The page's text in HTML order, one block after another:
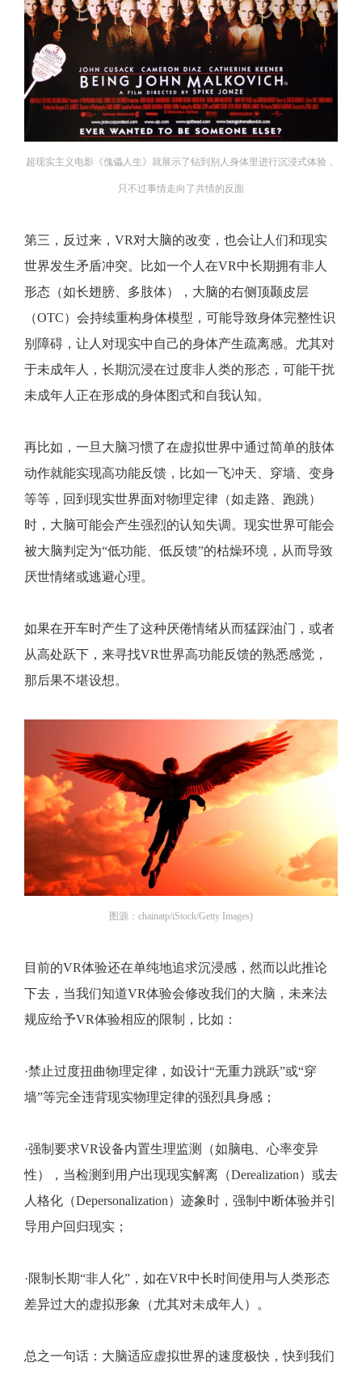
超现实主义电影《傀儡人生》就展示了钻到别人身体里进行沉浸式体验，
只不过事情走向了共情的反面
第三，反过来，VR对大脑的改变，也会让人们和现实
世界发生矛盾冲突。比如一个人在VR中长期拥有非人
形态（如长翅膀、多肢体），大脑的右侧顶颞皮层
（OTC）会持续重构身体模型，可能导致身体完整性识
别障碍，让人对现实中自己的身体产生疏离感。尤其对
于未成年人，长期沉浸在过度非人类的形态，可能干扰
未成年人正在形成的身体图式和自我认知。
再比如，一旦大脑习惯了在虚拟世界中通过简单的肢体
动作就能实现高功能反馈，比如一飞冲天、穿墙、变身
等等，回到现实世界面对物理定律（如走路、跑跳）
时，大脑可能会产生强烈的认知失调。现实世界可能会
被大脑判定为“低功能、低反馈”的枯燥环境，从而导致
厌世情绪或逃避心理。
如果在开车时产生了这种厌倦情绪从而猛踩油门，或者
从高处跃下，来寻找VR世界高功能反馈的熟悉感觉，
那后果不堪设想。
图源：chainatp/iStock/Getty Images)
目前的VR体验还在单纯地追求沉浸感，然而以此推论
下去，当我们知道VR体验会修改我们的大脑，未来法
规应给予VR体验相应的限制，比如：
·禁止过度扭曲物理定律，如设计“无重力跳跃”或“穿
墙”等完全违背现实物理定律的强烈具身感；
·强制要求VR设备内置生理监测（如脑电、心率变异
性），当检测到用户出现现实解离（Derealization）或去
人格化（Depersonalization）迹象时，强制中断体验并引
导用户回归现实；
·限制长期“非人化”，如在VR中长时间使用与人类形态
差异过大的虚拟形象（尤其对未成年人）。
总之一句话：大脑适应虚拟世界的速度极快，快到我们